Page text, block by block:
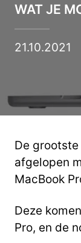
WAT JE
21.10.2021
De
afgelopen
MacBook
Deze
Pro, en de